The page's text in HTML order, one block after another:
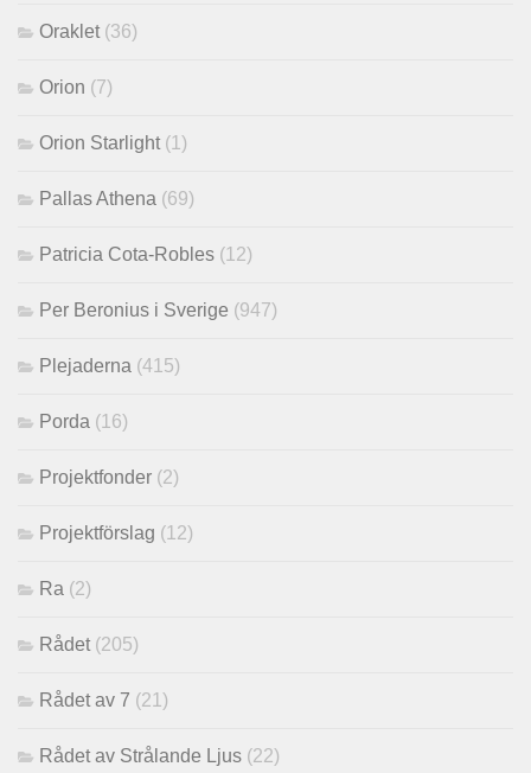
Oraklet (36)
Orion (7)
Orion Starlight (1)
Pallas Athena (69)
Patricia Cota-Robles (12)
Per Beronius i Sverige (947)
Plejaderna (415)
Porda (16)
Projektfonder (2)
Projektförslag (12)
Ra (2)
Rådet (205)
Rådet av 7 (21)
Rådet av Strålande Ljus (22)